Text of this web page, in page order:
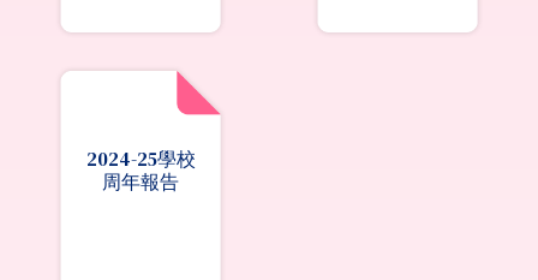
2024-25學校
周年報告